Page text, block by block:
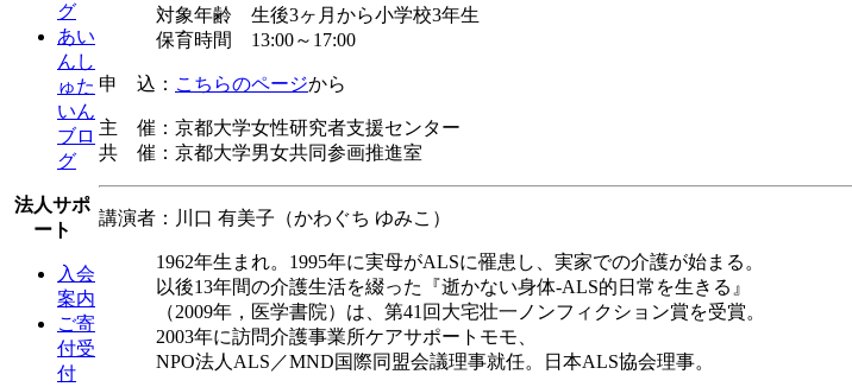
グ
あい
んし
ゅた
いん
ブロ
グ
法人サポ
ート
入会
案内
ご寄
付受
付
対象年齢 生後3ヶ月から小学校3年生
保育時間 13:00～17:00
申 込： こちらのページから
主 催：京都大学女性研究者支援センター
共 催：京都大学男女共同参画推進室
講演者：川口 有美子（かわぐち ゆみこ）
1962年生まれ。1995年に実母がALSに罹患し、実家での介護が始まる。
以後13年間の介護生活を綴った『逝かない身体‐ALS的日常を生きる』
（2009年，医学書院）は、第41回大宅壮一ノンフィクション賞を受賞。
2003年に訪問介護事業所ケアサポートモモ、
NPO法人ALS／MND国際同盟会議理事就任。日本ALS協会理事。